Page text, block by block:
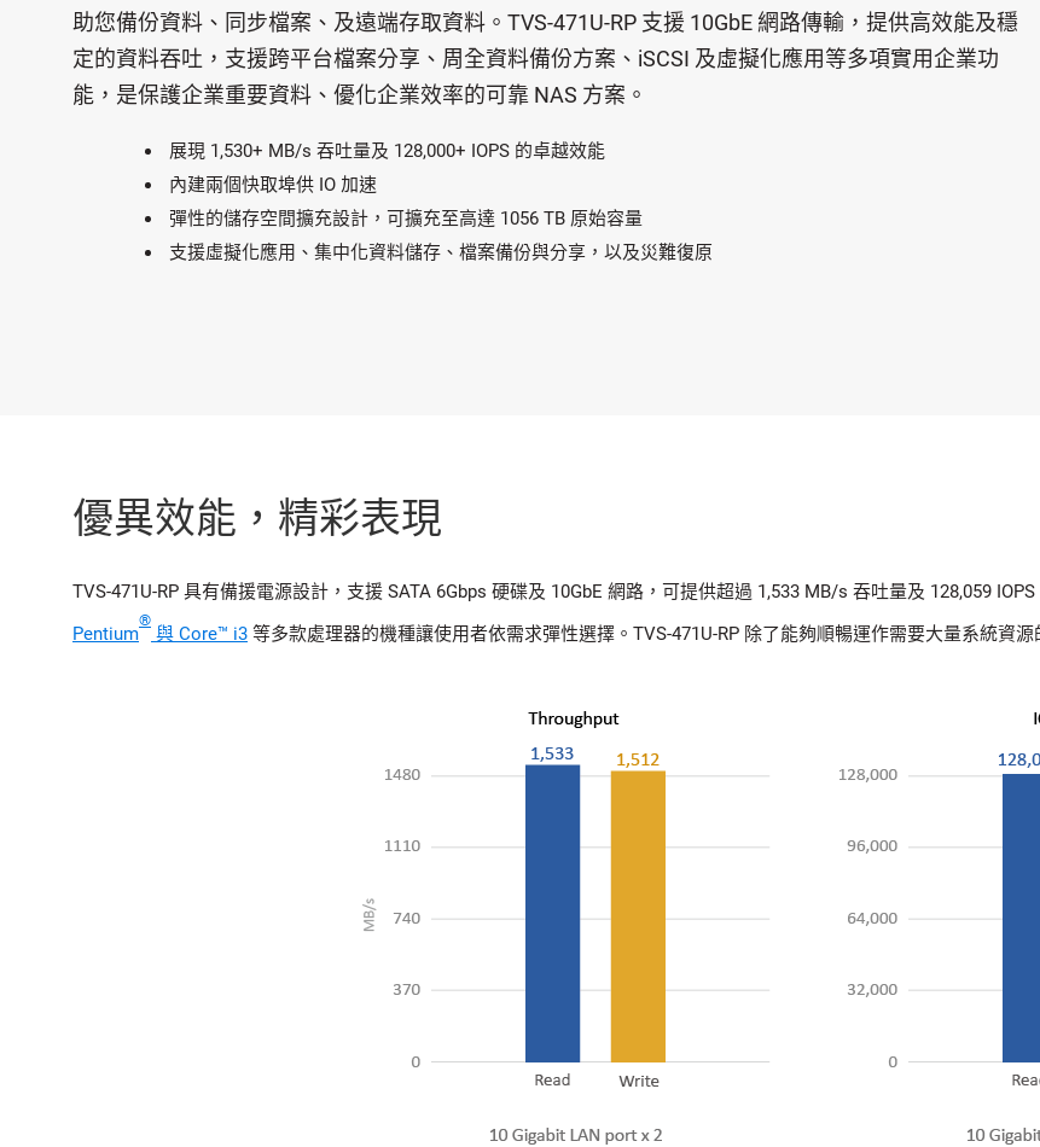
助您備份資料、同步檔案、及遠端存取資料。TVS-471U-RP 支援 10GbE 網路傳輸，提供高效能及穩
定的資料吞吐，支援跨平台檔案分享、周全資料備份方案、iSCSI 及虛擬化應用等多項實用企業功
能，是保護企業重要資料、優化企業效率的可靠 NAS 方案。
展現 1,530+ MB/s 吞吐量及 128,000+ IOPS 的卓越效能
內建兩個快取埠供 IO 加速
彈性的儲存空間擴充設計，可擴充至高達 1056 TB 原始容量
支援虛擬化應用、集中化資料儲存、檔案備份與分享，以及災難復原
優異效能，精彩表現
TVS-471U-RP 具有備援電源設計，支援 SATA 6Gbps 硬碟及 10GbE 網路，可提供超過 1,533 MB/s 吞吐量及 128,059
Pentium
®
與 Core™ i3 等多款處理器的機種讓使用者依需求彈性選擇。TVS-471U-RP 除了能夠順暢運作需要大量系統資